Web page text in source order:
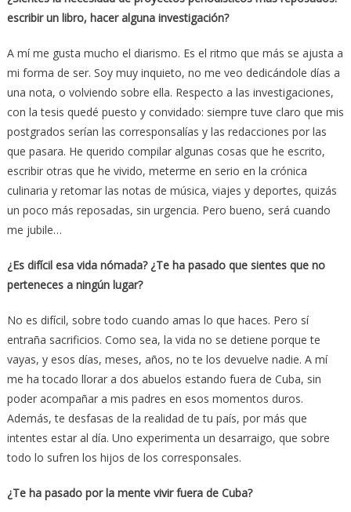
escribir un libro, hacer alguna investigación?
A mí me gusta mucho el diarismo. Es el ritmo que más se ajusta a
mi forma de ser. Soy muy inquieto, no me veo dedicándole días a
una nota, o volviendo sobre ella. Respecto a las investigaciones,
con la tesis quedé puesto y convidado: siempre tuve claro que mis
postgrados serían las corresponsalías y las redacciones por las
que pasara. He querido compilar algunas cosas que he escrito,
escribir otras que he vivido, meterme en serio en la crónica
culinaria y retomar las notas de música, viajes y deportes, quizás
un poco más reposadas, sin urgencia. Pero bueno, será cuando
me jubile…
¿Es difícil esa vida nómada? ¿Te ha pasado que sientes que no
perteneces a ningún lugar?
No es difícil, sobre todo cuando amas lo que haces. Pero sí
entraña sacrificios. Como sea, la vida no se detiene porque te
vayas, y esos días, meses, años, no te los devuelve nadie. A mí
me ha tocado llorar a dos abuelos estando fuera de Cuba, sin
poder acompañar a mis padres en esos momentos duros.
Además, te desfasas de la realidad de tu país, por más que
intentes estar al día. Uno experimenta un desarraigo, que sobre
todo lo sufren los hijos de los corresponsales.
¿Te ha pasado por la mente vivir fuera de Cuba?